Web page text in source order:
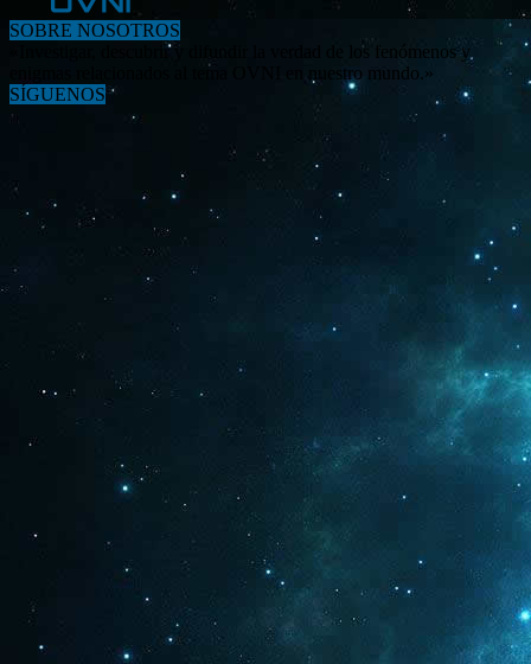
SOBRE NOSOTROS
«Investigar, descubrir y difundir la verdad de los fenómenos y
enigmas relacionados al tema OVNI en nuestro mundo.»
SÍGUENOS